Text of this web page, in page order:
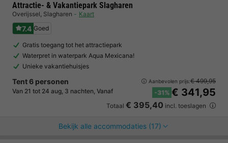
Attractie- & Vakantiepark Slagharen
Overijssel, Slagharen Kaart
7.4 Goed
Gratis toegang tot het attractiepark
Waterpret in waterpark Aqua Mexicana!
Unieke vakantiehuisjes
Tent 6 personen
Van 21 tot 24 aug, 3 nachten, Vanaf
Aanbevolen prijs:€ 499,95
-31% € 341,95
Totaal € 395,40 incl. toeslagen
Bekijk alle accommodaties (17)